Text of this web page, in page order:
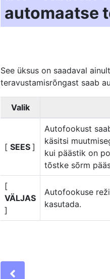
automaatse
See üksus on saadaval
teravustamisrõngast saab
Valik
[ SEES ]
Autofookust
käsitsi
kui päästik on
tõstke sõrm
[
VÄLJAS
]
Autofookuse
kasutada.